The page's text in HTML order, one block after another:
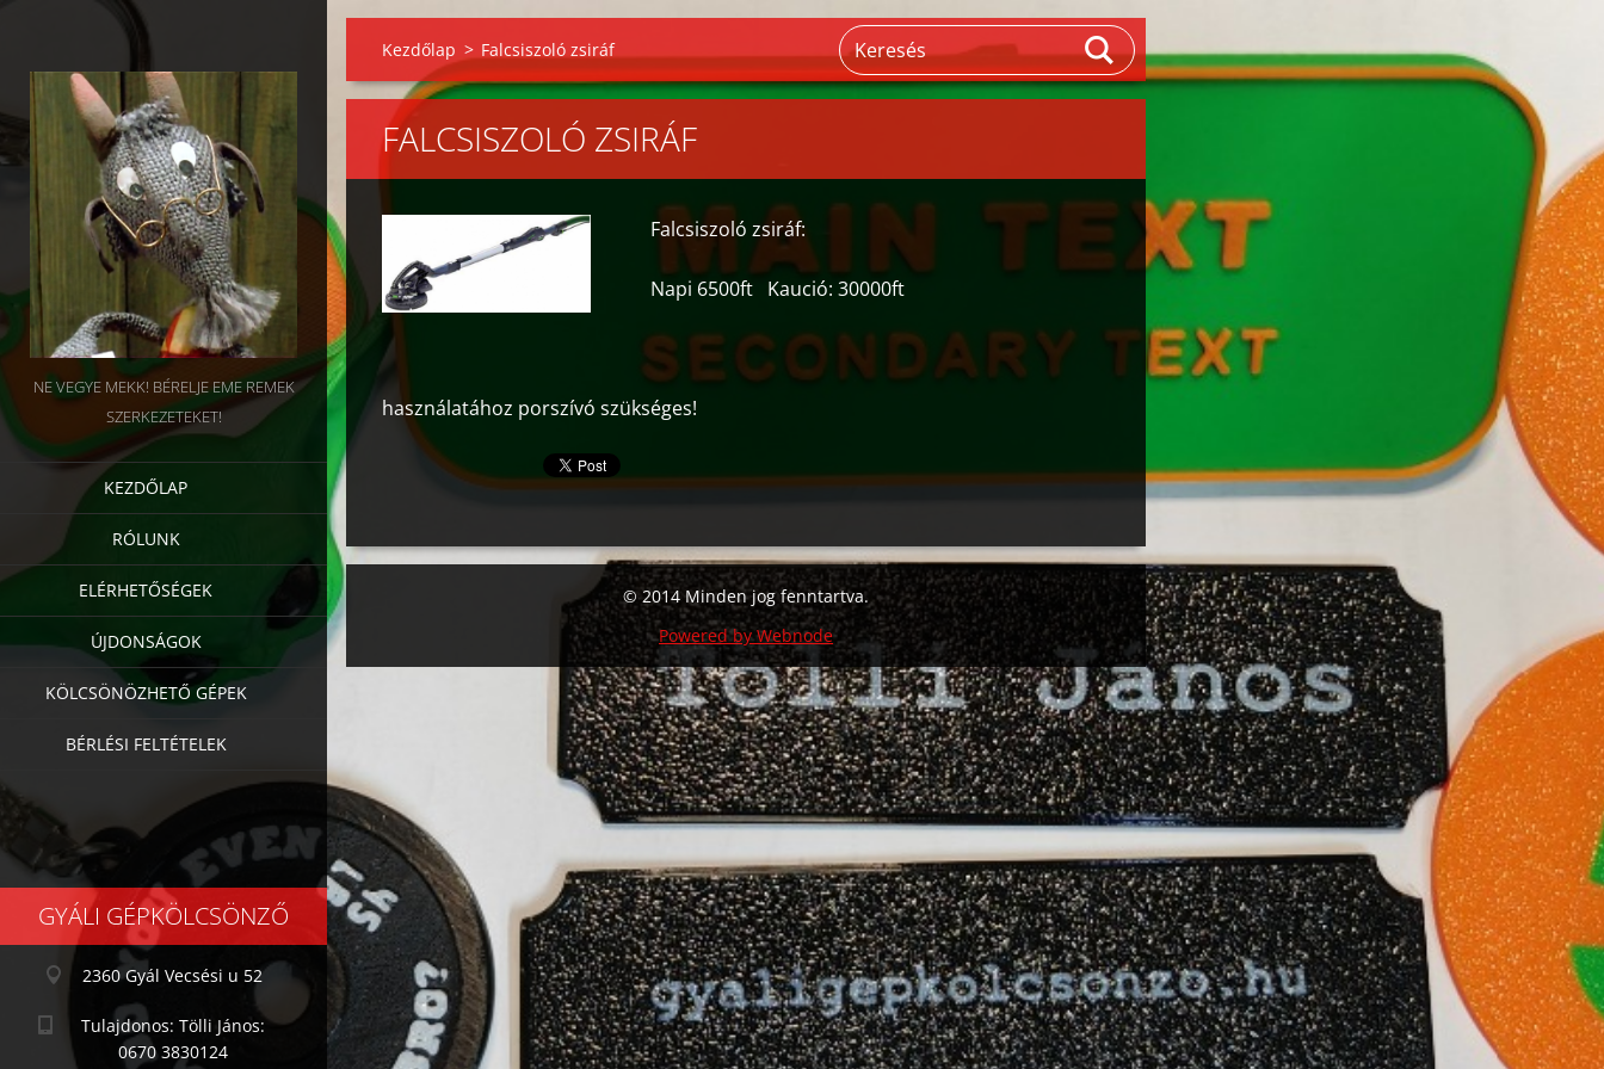
NE VEGYE MEKK! BÉRELJE EME REMEK
SZERKEZETEKET!
KEZDŐLAP
RÓLUNK
ELÉRHETŐSÉGEK
ÚJDONSÁGOK
KÖLCSÖNÖZHETŐ GÉPEK
BÉRLÉSI FELTÉTELEK
GYÁLI GÉPKÖLCSÖNZŐ
2360 Gyál Vecsési u 52
Tulajdonos: Tölli János:
0670 3830124
Kezdőlap > Falcsiszoló zsiráf
FALCSISZOLÓ ZSIRÁF
Falcsiszoló zsiráf:
Napi 6500ft Kaució: 30000ft
használatához porszívó szükséges!
© 2014 Minden jog fenntartva.
Powered by Webnode